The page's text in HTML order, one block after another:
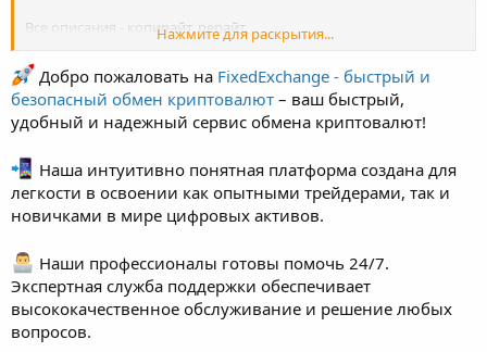
Все описания - копирайт, рерайт.
На главной странице все написано, как формируется цена,
контакты, как пополнить счет.
Для связи Телеграмм https://t.me/textserg(@textserg)
Обращайтесь, уже много опубликовано товаров - описаний, и
еще
много находится
ГОТОВЯТСЯ К
РАЗМЕЩЕНИЮ, немного не хватает времени чтоб публиковать
как товары.
Имеется аккаунт на сайте etxt.ru там за почти 10 лет продано
более 6 к статей. Можете выбрать какие желаете описания и
через ИЗ оформим их на этексте, если вам будет так удобнее.
При первом пополнении бонус 20%, при всех последующих
Нажмите для раскрытия...
Добро пожаловать на FixedExchange - быстрый и
безопасный обмен криптовалют – ваш быстрый,
удобный и надежный сервис обмена криптовалют!
Наша интуитивно понятная платформа создана для
легкости в освоении как опытными трейдерами, так и
новичками в мире цифровых активов.
Наши профессионалы готовы помочь 24/7.
Экспертная служба поддержки обеспечивает
высококачественное обслуживание и решение любых
вопросов.